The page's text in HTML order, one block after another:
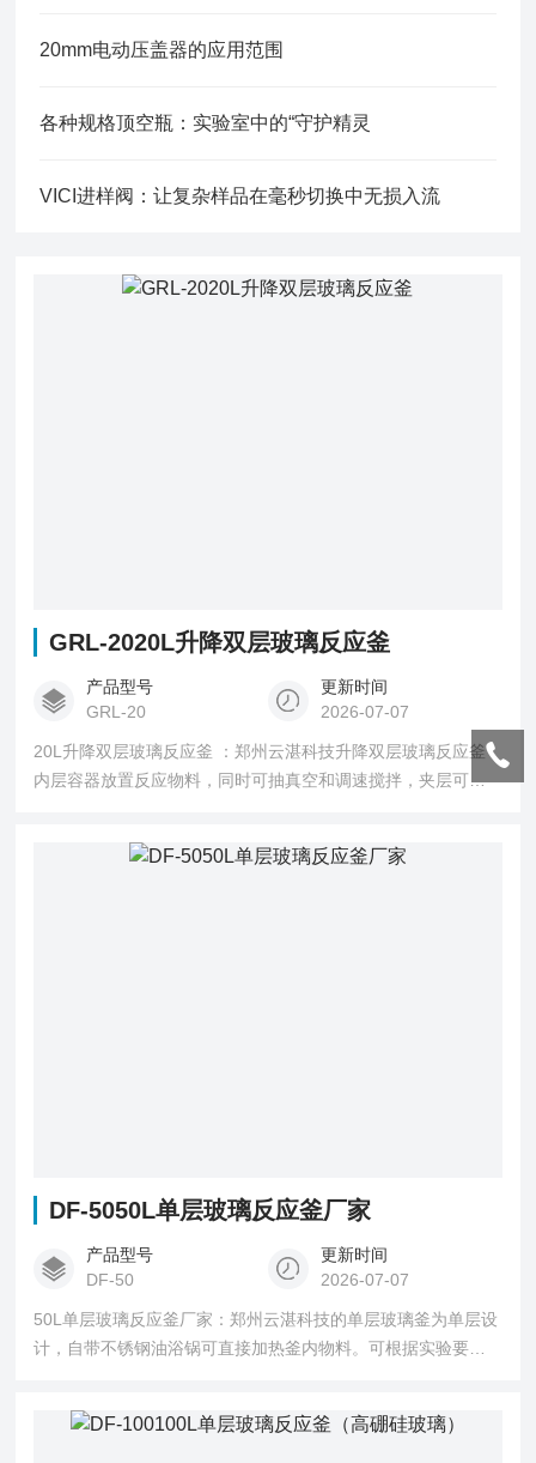
20mm电动压盖器的应用范围
各种规格顶空瓶：实验室中的“守护精灵
VICI进样阀：让复杂样品在毫秒切换中无损入流
GRL-2020L升降双层玻璃反应釜
产品型号
GRL-20
更新时间
2026-07-07
20L升降双层玻璃反应釜 ：郑州云湛科技升降双层玻璃反应釜
内层容器放置反应物料，同时可抽真空和调速搅拌，夹层可导
器、恒温循环器、低温冷却液循环泵、密闭制冷加热循环装置
DF-5050L单层玻璃反应釜厂家
产品型号
DF-50
更新时间
2026-07-07
50L单层玻璃反应釜厂家：郑州云湛科技的单层玻璃釜为单层设
计，自带不锈钢油浴锅可直接加热釜内物料。可根据实验要求